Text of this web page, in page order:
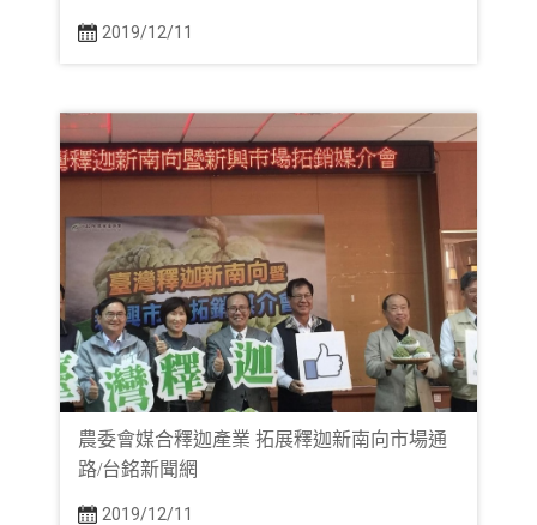
2019/12/11
農委會媒合釋迦產業 拓展釋迦新南向市場通
路/台銘新聞網
2019/12/11